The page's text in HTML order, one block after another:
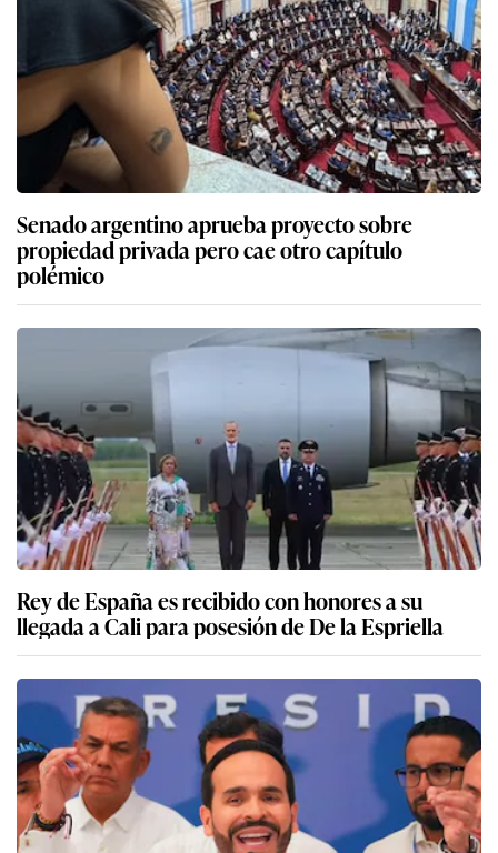
Senado argentino aprueba proyecto sobre
propiedad privada pero cae otro capítulo
polémico
Rey de España es recibido con honores a su
llegada a Cali para posesión de De la Espriella